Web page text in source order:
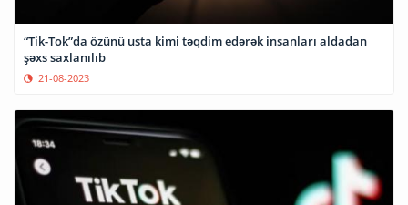
“Tik-Tok”da özünü usta kimi təqdim edərək insanları aldadan
şəxs saxlanılıb
21-08-2023